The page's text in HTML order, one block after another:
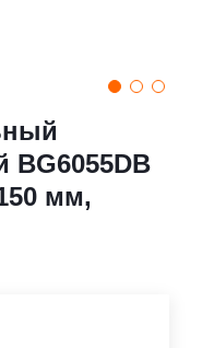
BG6055DB
мм,